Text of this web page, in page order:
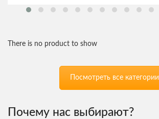
There is no product to show
Посмотреть все категории
Почему нас выбирают?